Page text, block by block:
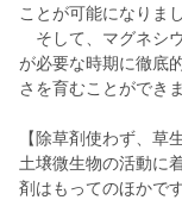
ことが可能になりまし
そして、マグネシ
が必要な時期に徹底
さを育むことができ
【除草剤使わず、草
土壌微生物の活動に
剤はもってのほかで